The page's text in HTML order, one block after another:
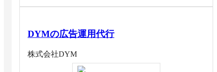
DYMの広告運用代行
株式会社DYM